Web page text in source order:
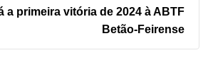
a primeira vitória de 2024 à ABTF
Betão-Feirense